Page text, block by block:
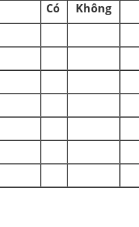
Có Không